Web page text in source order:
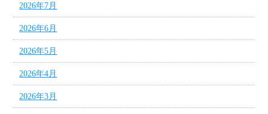
2026年7月
2026年6月
2026年5月
2026年4月
2026年3月